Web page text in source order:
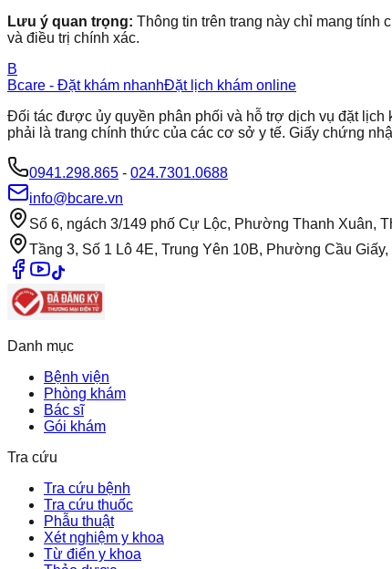
Lưu ý quan trọng: Thông tin trên trang này chỉ mang tính
và điều trị chính xác.
B
Bcare - Đặt khám nhanhĐặt lịch khám online
Đối tác được ủy quyền phân phối và hỗ trợ dịch vụ đặt
phải là trang chính thức của các cơ sở y tế. Giấy chứng
0941.298.865 - 024.7301.0688
info@bcare.vn
Số 6, ngách 3/149 phố Cự Lộc, Phường Thanh Xuân,
Tầng 3, Số 1 Lô 4E, Trung Yên 10B, Phường Cầu
Danh mục
Bệnh viện
Phòng khám
Bác sĩ
Gói khám
Tra cứu
Tra cứu bệnh
Tra cứu thuốc
Phẫu thuật
Xét nghiệm y khoa
Từ điển y khoa